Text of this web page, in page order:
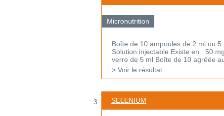
Micronutrition
Boîte de 10 ampoules de 2 ml ou 5
Solution injectable Existe en : 50
verre de 5 ml Boîte de 10 agréée
> Voir le résultat
SELENIUM